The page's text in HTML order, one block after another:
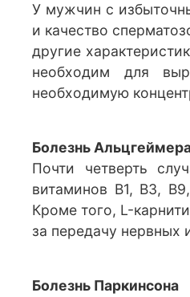
У мужчин с
и качество
другие
необходим для
необходимую
Болезнь
Почти четверть
витаминов В1, В3,
Кроме того, L-
за передачу нервных
Болезнь Паркинсона